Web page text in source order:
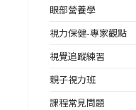
眼部營養學
視力保健-專家觀點
視覺追蹤練習
親子視力班
課程常見問題